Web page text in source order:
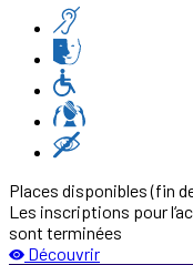
Places disponibles(fin
Les inscriptions pour
sont terminées
Découvrir